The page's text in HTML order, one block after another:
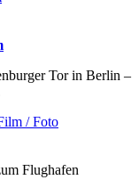
Tor in Berlin –
/ Foto
Flughafen